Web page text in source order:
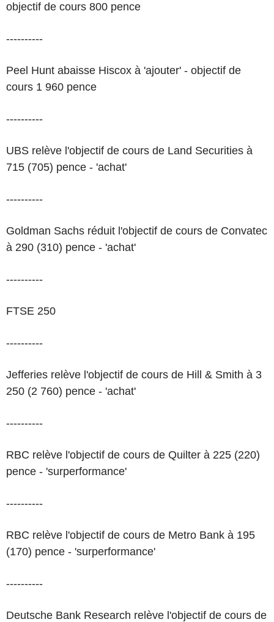
objectif de cours 800 pence
----------
Peel Hunt abaisse Hiscox à 'ajouter' - objectif de
cours 1 960 pence
----------
UBS relève l'objectif de cours de Land Securities à
715 (705) pence - 'achat'
----------
Goldman Sachs réduit l'objectif de cours de Convatec
à 290 (310) pence - 'achat'
----------
FTSE 250
----------
Jefferies relève l'objectif de cours de Hill & Smith à 3
250 (2 760) pence - 'achat'
----------
RBC relève l'objectif de cours de Quilter à 225 (220)
pence - 'surperformance'
----------
RBC relève l'objectif de cours de Metro Bank à 195
(170) pence - 'surperformance'
----------
Deutsche Bank Research relève l'objectif de cours de